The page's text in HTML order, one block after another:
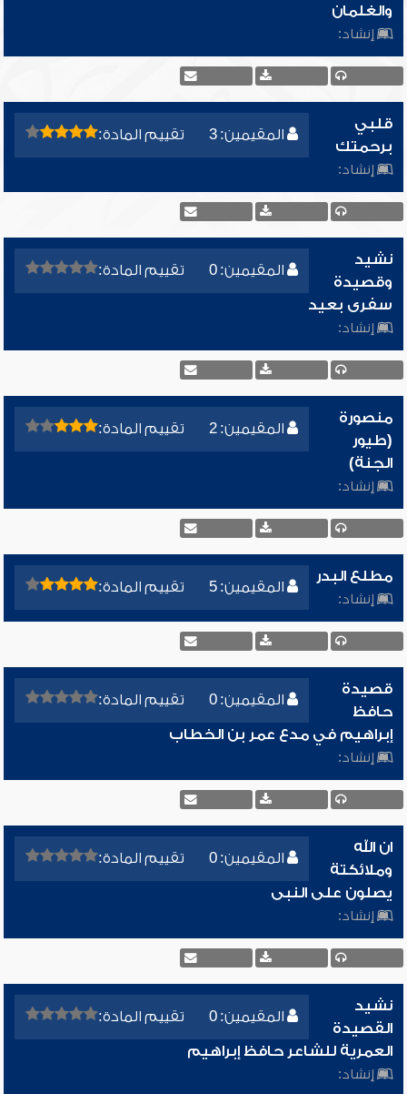
والغلمان
إنشاد:
المقيمين: 3 تقييم المادة:
قلبي
برحمتك
إنشاد:
المقيمين: 0 تقييم المادة:
نشيد
وقصيدة
سفرى بعيد
إنشاد:
المقيمين: 2 تقييم المادة:
منصورة
(طيور
الجنة)
إنشاد:
المقيمين: 5 تقييم المادة:
مطلع البدر
إنشاد:
المقيمين: 0 تقييم المادة:
قصيدة
حافظ
إبراهيم في مدع عمر بن الخطاب
إنشاد:
المقيمين: 0 تقييم المادة:
ان الله
وملائكتة
يصلون على النبى
إنشاد:
المقيمين: 0 تقييم المادة:
نشيد
القصيدة
العمرية للشاعر حافظ إبراهيم
إنشاد: